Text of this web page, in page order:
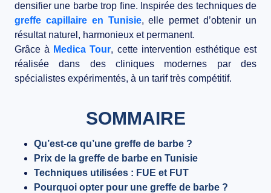
PROPOS
BLOG
CONTACT
densifier une barbe trop fine. Inspirée des techniques de
greffe capillaire en Tunisie, elle permet d’obtenir un
résultat naturel, harmonieux et permanent.
Grâce à Medica Tour, cette intervention esthétique est
réalisée dans des cliniques modernes par des
spécialistes expérimentés, à un tarif très compétitif.
SOMMAIRE
Qu’est-ce qu’une greffe de barbe ?
Prix de la greffe de barbe en Tunisie
Techniques utilisées : FUE et FUT
Pourquoi opter pour une greffe de barbe ?